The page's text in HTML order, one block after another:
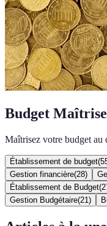
Budget Maîtrise
Maîtrisez votre budget au
Établissement de budget(
Gestion financière(28)
Établissement de Budget(
Gestion Budgétaire(21 )